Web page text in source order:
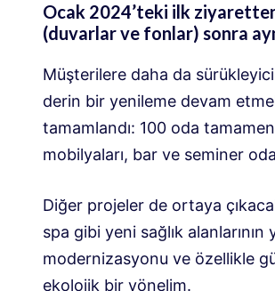
Ocak 2024’teki ilk
(duvarlar ve fonlar) sonra
Müşterilere daha da
derin bir yenileme devam
tamamlandı: 100 oda
mobilyaları, bar ve seminer
Diğer projeler de ortaya
spa gibi yeni sağlık
modernizasyonu ve özellikle
ekolojik bir yönelim.